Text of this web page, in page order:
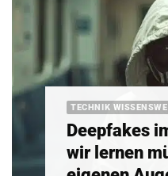
TECHNIK
Deepfakes
wir lernen